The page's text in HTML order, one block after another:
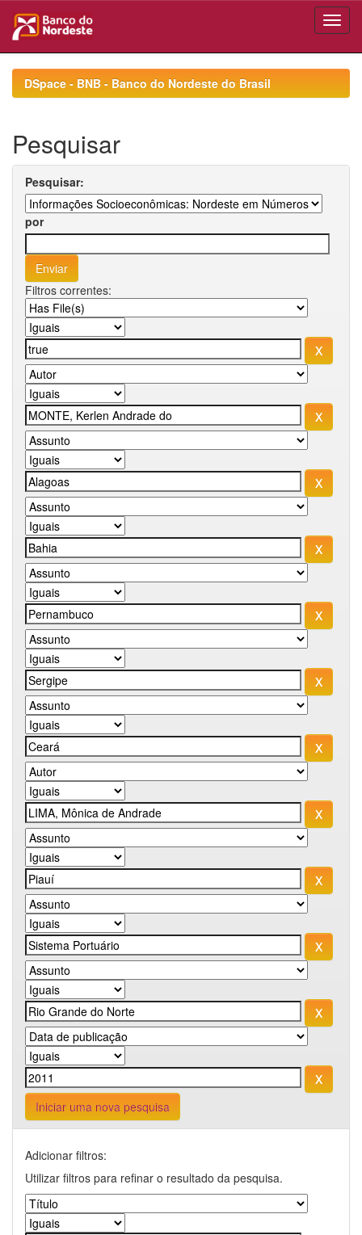
navigationDSpace - BNB - Banco do Nordeste do Brasil
Pesquisar
Pesquisar:
por
Filtros correntes:
Iniciar uma nova pesquisa
Adicionar filtros:
Utilizar filtros para refinar o resultado da pesquisa.